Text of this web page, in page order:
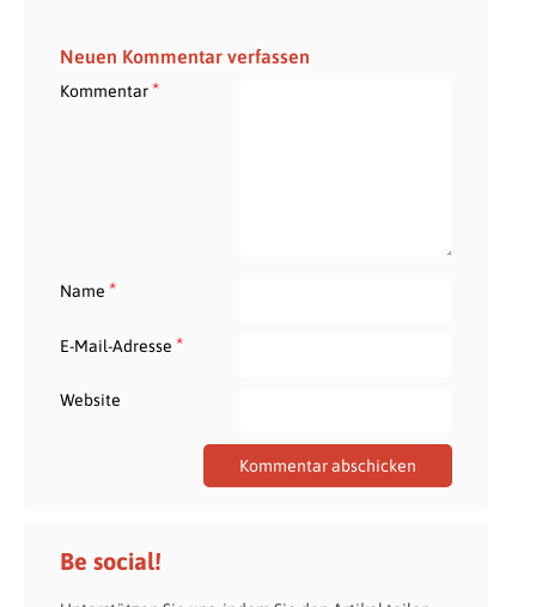
Neuen Kommentar verfassen
Kommentar*
Name *
E-Mail-Adresse *
Website
Be social!